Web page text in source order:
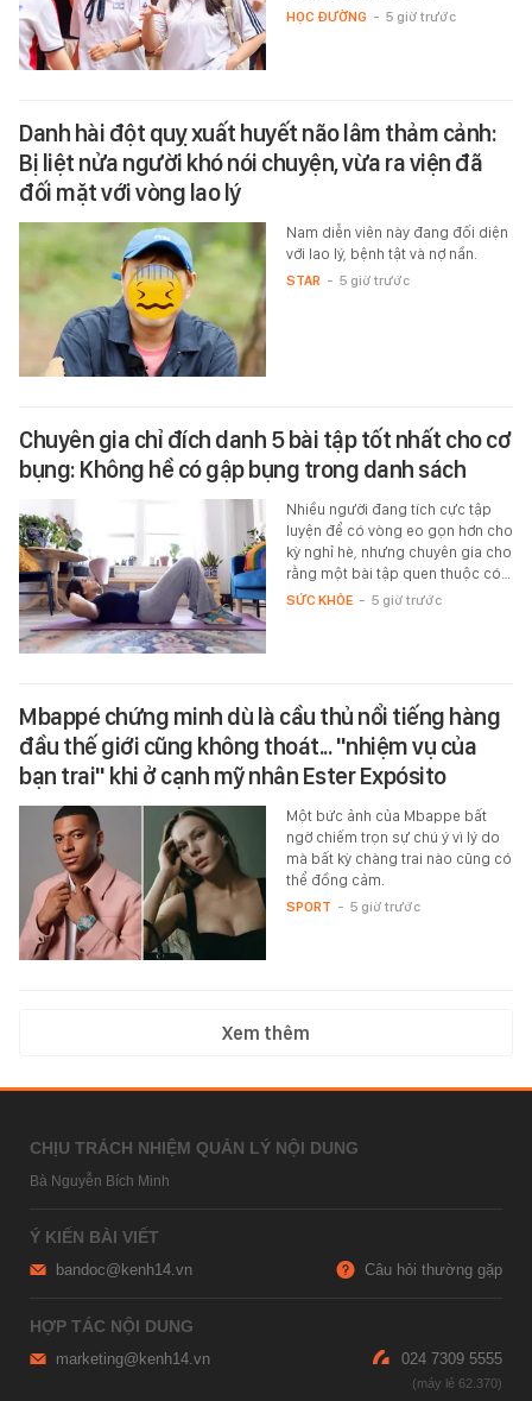
HỌC ĐƯỜNG - 5 giờ trước
Danh hài đột quỵ xuất huyết não lâm thảm cảnh:
Bị liệt nửa người khó nói chuyện, vừa ra viện đã
đối mặt với vòng lao lý
Nam diễn viên này đang đối diện
với lao lý, bệnh tật và nợ nần.
STAR - 5 giờ trước
Chuyên gia chỉ đích danh 5 bài tập tốt nhất cho cơ
bụng: Không hề có gập bụng trong danh sách
Nhiều người đang tích cực tập
luyện để có vòng eo gọn hơn cho
kỳ nghỉ hè, nhưng chuyên gia cho
rằng một bài tập quen thuộc có…
SỨC KHỎE - 5 giờ trước
Mbappé chứng minh dù là cầu thủ nổi tiếng hàng
đầu thế giới cũng không thoát... "nhiệm vụ của
bạn trai" khi ở cạnh mỹ nhân Ester Expósito
Một bức ảnh của Mbappe bất
ngờ chiếm trọn sự chú ý vì lý do
mà bất kỳ chàng trai nào cũng có
thể đồng cảm.
SPORT - 5 giờ trước
Xem thêm
CHỊU TRÁCH NHIỆM QUẢN LÝ NỘI DUNG
Bà Nguyễn Bích Minh
Ý KIẾN BÀI VIẾT
bandoc@kenh14.vn Câu hỏi thường gặp
HỢP TÁC NỘI DUNG
marketing@kenh14.vn 024 7309 5555